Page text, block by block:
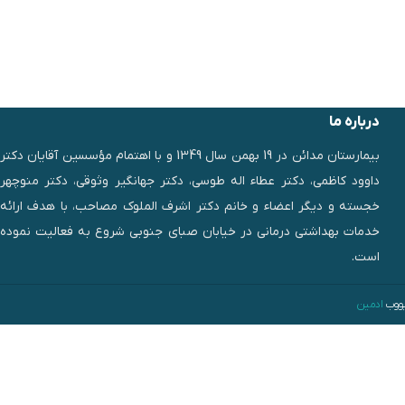
درباره ما
بیمارستان مدائن در 19 بهمن سال 1349 و با اهتمام مؤسسین آقایان دکتر
داوود کاظمی، دکتر عطاء اله طوسی، دکتر جهانگیر وثوقی، دکتر منوچهر
خجسته و دیگر اعضاء و خانم دکتر اشرف الملوک مصاحب، با هدف ارائه
خدمات بهداشتی درمانی در خیابان صبای جنوبی شروع به فعالیت نموده
است.
ادمین